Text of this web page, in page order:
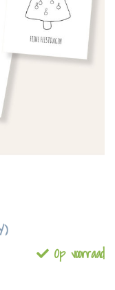
Op voorraad